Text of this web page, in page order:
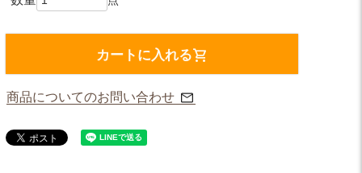
カートに入れる
商品についてのお問い合わせ